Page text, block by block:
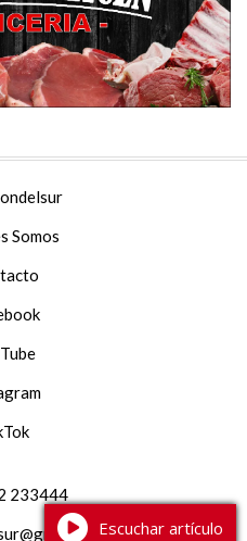
Somos
233444
Escuchar artículo